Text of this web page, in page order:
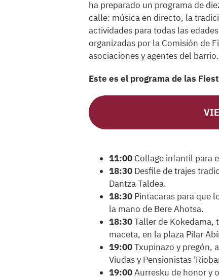
ha preparado un programa de
calle: música en directo, la
actividades para todas las
organizadas por la Comisión de
asociaciones y agentes del barrio.
Este es el programa de las
11:00 Collage infantil para
18:30 Desfile de trajes
Dantza Taldea.
18:30 Pintacaras para que
la mano de Bere Ahotsa.
18:30Taller de Kokedama,
maceta, en la plaza Pilar
19:00Txupinazo y pregón,
Viudas y Pensionistas
19:00Aurresku de honor y